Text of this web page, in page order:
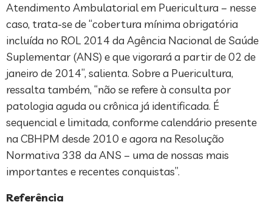
Atendimento Ambulatorial em Puericultura – nesse
caso, trata-se de “cobertura mínima obrigatória
incluída no ROL 2014 da Agência Nacional de Saúde
Suplementar (ANS) e que vigorará a partir de 02 de
janeiro de 2014”, salienta. Sobre a Puericultura,
ressalta também, “não se refere à consulta por
patologia aguda ou crônica já identificada. É
sequencial e limitada, conforme calendário presente
na CBHPM desde 2010 e agora na Resolução
Normativa 338 da ANS – uma de nossas mais
importantes e recentes conquistas”.
Referência